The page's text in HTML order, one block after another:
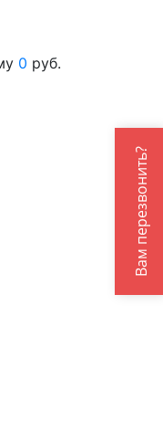
0 руб.
Вам перезвонить?